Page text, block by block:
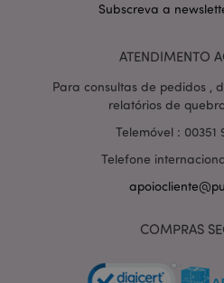
Subscreva a
ATENDIMENTO
Para consultas de pedidos ,
relatórios de
Telemóvel : 00351
Telefone
COMPRAS